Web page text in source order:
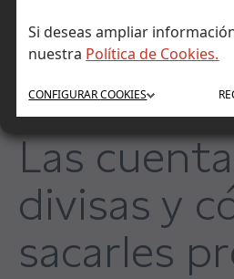
Si deseas ampliar
nuestra Política de Cookies.
CONFIGURARCOOKIES
Las
divisas y
sacarles